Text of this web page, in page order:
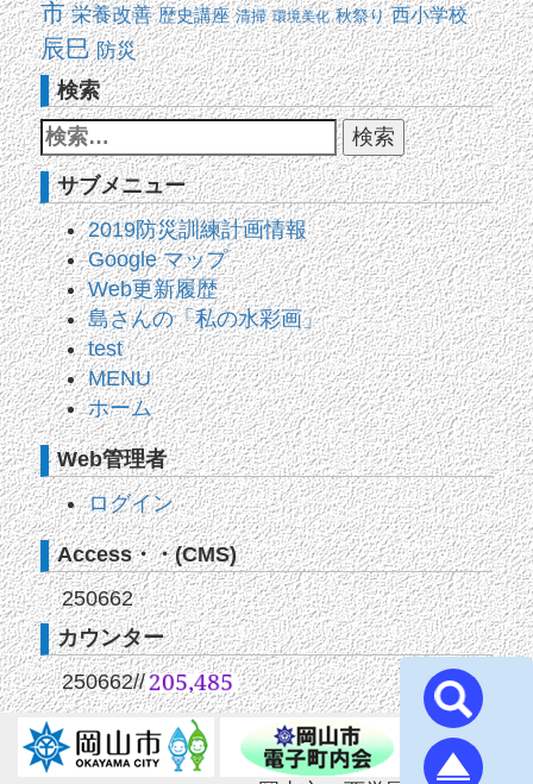
市 栄養改善 歴史講座 清掃 環境美化 秋祭り 西小学校
辰巳 防災
検索
サブメニュー
2019防災訓練計画情報
Google マップ
Web更新履歴
島さんの「私の水彩画」
test
MENU
ホーム
Web管理者
ログイン
Access・・(CMS)
250662
カウンター
250662//